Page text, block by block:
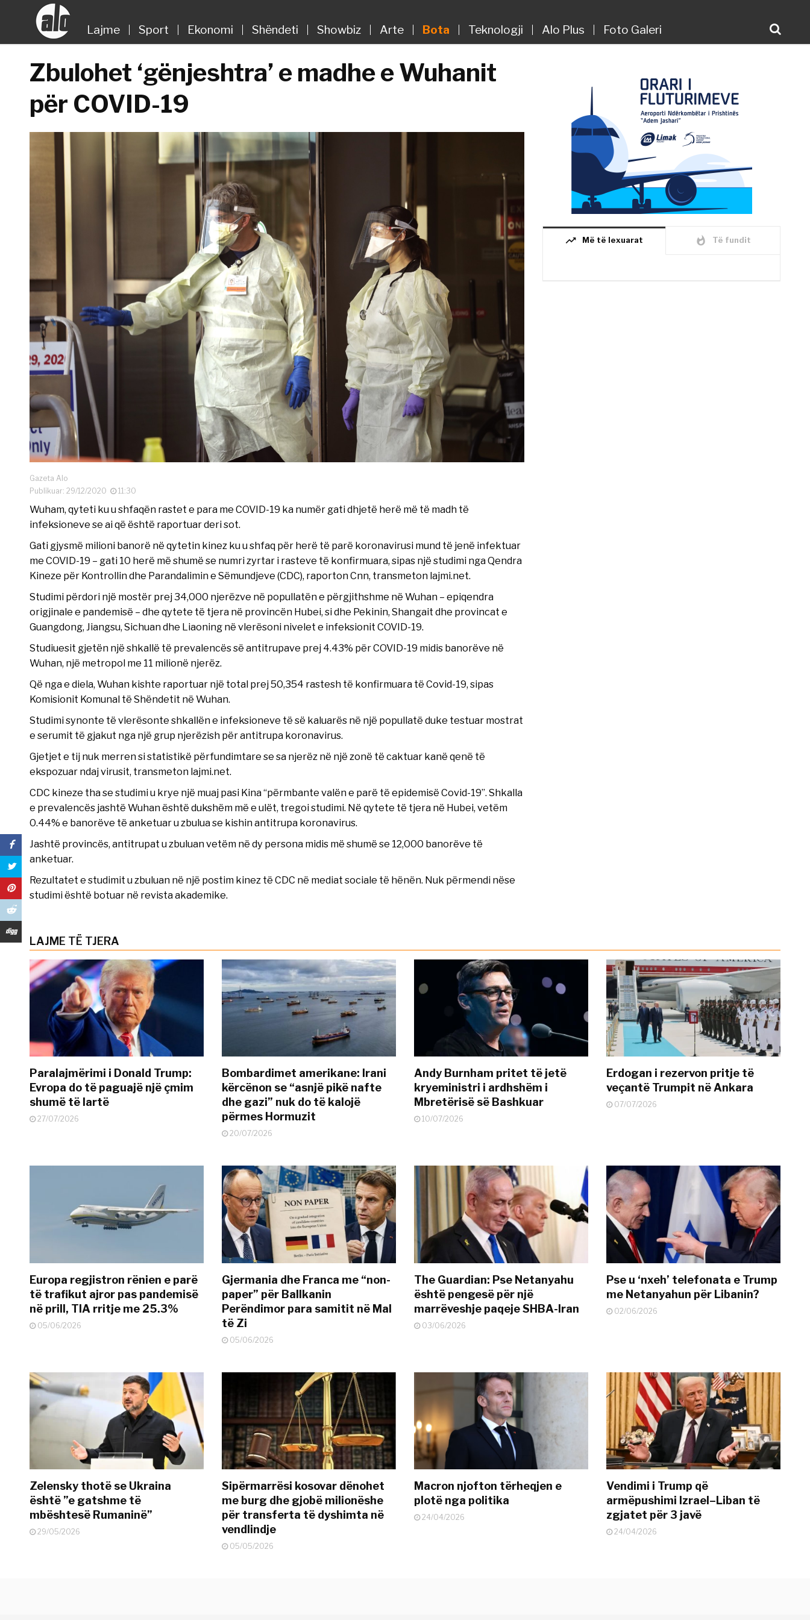
Lajme Sport Ekonomi Shëndeti Showbiz Arte Bota Teknologji Alo Plus Foto Galeri
Zbulohet ‘gënjeshtra’ e madhe e Wuhanit
për COVID-19
Gazeta Alo
Publikuar: 29/12/2020
11:30
Wuham, qyteti ku u shfaqën rastet e para me COVID-19 ka numër gati dhjetë herë më të madh të
infeksioneve se ai që është raportuar deri sot.
Gati gjysmë milioni banorë në qytetin kinez ku u shfaq për herë të parë koronavirusi mund të jenë infektuar
me COVID-19 – gati 10 herë më shumë se numri zyrtar i rasteve të konfirmuara, sipas një studimi nga Qendra
Kineze për Kontrollin dhe Parandalimin e Sëmundjeve (CDC), raporton Cnn, transmeton lajmi.net.
Studimi përdori një mostër prej 34,000 njerëzve në popullatën e përgjithshme në Wuhan – epiqendra
origjinale e pandemisë – dhe qytete të tjera në provincën Hubei, si dhe Pekinin, Shangait dhe provincat e
Guangdong, Jiangsu, Sichuan dhe Liaoning në vlerësoni nivelet e infeksionit COVID-19.
Studiuesit gjetën një shkallë të prevalencës së antitrupave prej 4.43% për COVID-19 midis banorëve në
Wuhan, një metropol me 11 milionë njerëz.
Që nga e diela, Wuhan kishte raportuar një total prej 50,354 rastesh të konfirmuara të Covid-19, sipas
Komisionit Komunal të Shëndetit në Wuhan.
Studimi synonte të vlerësonte shkallën e infeksioneve të së kaluarës në një popullatë duke testuar mostrat
e serumit të gjakut nga një grup njerëzish për antitrupa koronavirus.
Gjetjet e tij nuk merren si statistikë përfundimtare se sa njerëz në një zonë të caktuar kanë qenë të
ekspozuar ndaj virusit, transmeton lajmi.net.
CDC kineze tha se studimi u krye një muaj pasi Kina “përmbante valën e parë të epidemisë Covid-19”. Shkalla
e prevalencës jashtë Wuhan është dukshëm më e ulët, tregoi studimi. Në qytete të tjera në Hubei, vetëm
0.44% e banorëve të anketuar u zbulua se kishin antitrupa koronavirus.
Jashtë provincës, antitrupat u zbuluan vetëm në dy persona midis më shumë se 12,000 banorëve të
anketuar.
Rezultatet e studimit u zbuluan në një postim kinez të CDC në mediat sociale të hënën. Nuk përmendi nëse
studimi është botuar në revista akademike.
trending_up Më të lexuarat whatshot Të fundit
LAJME TË TJERA
Paralajmërimi i Donald Trump:
Evropa do të paguajë një çmim
shumë të lartë
27/07/2026
Bombardimet amerikane: Irani
kërcënon se “asnjë pikë nafte
dhe gazi” nuk do të kalojë
përmes Hormuzit
20/07/2026
Andy Burnham pritet të jetë
kryeministri i ardhshëm i
Mbretërisë së Bashkuar
10/07/2026
Erdogan i rezervon pritje të
veçantë Trumpit në Ankara
07/07/2026
Europa regjistron rënien e parë
të trafikut ajror pas pandemisë
në prill, TIA rritje me 25.3%
05/06/2026
Gjermania dhe Franca me “non-
paper” për Ballkanin
Perëndimor para samitit në Mal
të Zi
05/06/2026
The Guardian: Pse Netanyahu
është pengesë për një
marrëveshje paqeje SHBA-Iran
03/06/2026
Pse u ‘nxeh’ telefonata e Trump
me Netanyahun për Libanin?
02/06/2026
Zelensky thotë se Ukraina
është ”e gatshme të
mbështesë Rumaninë”
29/05/2026
Sipërmarrësi kosovar dënohet
me burg dhe gjobë milionëshe
për transferta të dyshimta në
vendlindje
05/05/2026
Macron njofton tërheqjen e
plotë nga politika
24/04/2026
Vendimi i Trump që
armëpushimi Izrael–Liban të
zgjatet për 3 javë
24/04/2026